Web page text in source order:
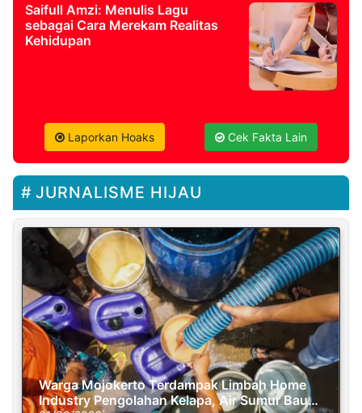
Saifull Amzi: Menulis Lagu
sebagai Cara Merekam Realitas
Kehidupan
Laporkan Hoaks Cek Fakta Lain
JURNALISME HIJAU
Warga Mojokerto Terdampak Limbah Home
Industry Pengolahan Kelapa, Air Sumur Bau